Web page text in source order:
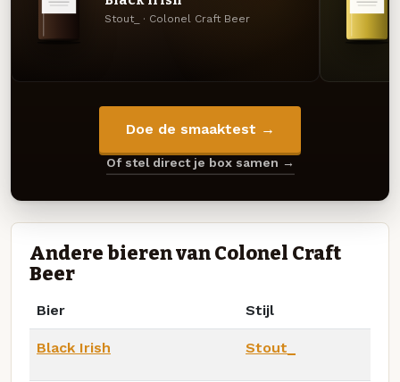
Stout_ · Colonel Craft Beer
Doe de smaaktest →
Of stel direct je box samen →
Andere bieren van Colonel Craft
Beer
Bier Stijl
Black Irish Stout_